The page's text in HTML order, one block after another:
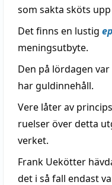
som sakta sköts
Det finns en lustig
meningsutbyte.
Den på lördagen
har guldinnehåll.
Vere låter av
ruelser över detta
verket.
Frank Uekötter
det i så fall endast